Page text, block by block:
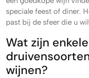
speciale feest of diner.
past bij de sfeer die u
Wat zijn
wijnen?